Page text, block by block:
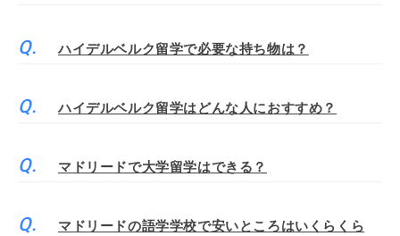
ハイデルベルク留学で必要な持ち物は？
ハイデルベルク留学はどんな人におすすめ？
マドリードで大学留学はできる？
マドリードの語学学校で安いところはいくらくら